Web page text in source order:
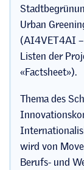
Urban
(AI4VET4AI
Listen der
«Factsheet»).
Thema des
wird von
Berufs- und